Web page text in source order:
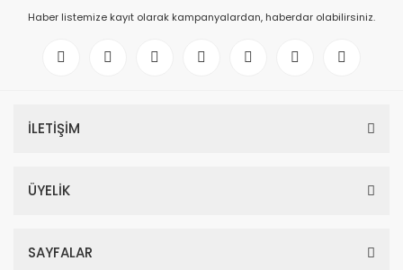
Haber listemize kayıt olarak kampanyalardan, haberdar olabilirsiniz.
İLETİŞİM
ÜYELİK
SAYFALAR